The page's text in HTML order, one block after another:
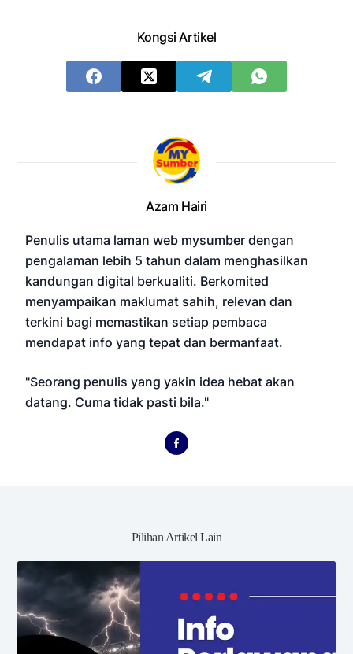
Kongsi Artikel
Azam Hairi
Penulis utama laman web mysumber dengan
pengalaman lebih 5 tahun dalam menghasilkan
kandungan digital berkualiti. Berkomited
menyampaikan maklumat sahih, relevan dan
terkini bagi memastikan setiap pembaca
mendapat info yang tepat dan bermanfaat.
"Seorang penulis yang yakin idea hebat akan
datang. Cuma tidak pasti bila."
Pilihan Artikel Lain